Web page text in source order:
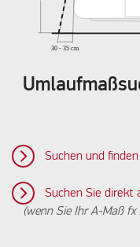
Suchen und
Suchen Sie direkt
(wenn Sie Ihr A-Maß